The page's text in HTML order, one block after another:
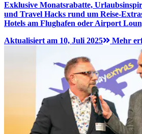
Exklusive Monatsrabatte,
und Travel Hacks rund um Reise-
Hotels am Flughafen oder Airport
Aktualisiert am 10, Juli 2025
Mehr